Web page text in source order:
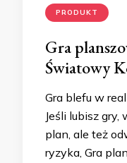
PRODUKT
Gra
Światowy
Gra blefu w
Jeśli lubisz
plan, ale też
ryzyka, Gra